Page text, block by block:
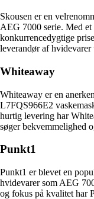
Skousen er en
AEG 7000 serie. Med
konkurrencedygtige
leverandør af hvidevarer
Whiteaway
Whiteaway er en
L7FQS966E2
hurtig levering har
søger bekvemmelighed
Punkt1
Punkt1 er blevet en
hvidevarer som AEG
og fokus på kvalitet har